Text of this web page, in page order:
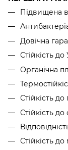
Підвищена
Довічна
Стійкість
Органічна
Стійкість
Стійкість
Стійкість